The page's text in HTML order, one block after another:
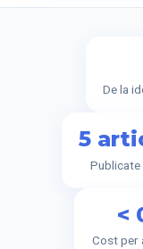
De la
5
Publicate
<
Cost per